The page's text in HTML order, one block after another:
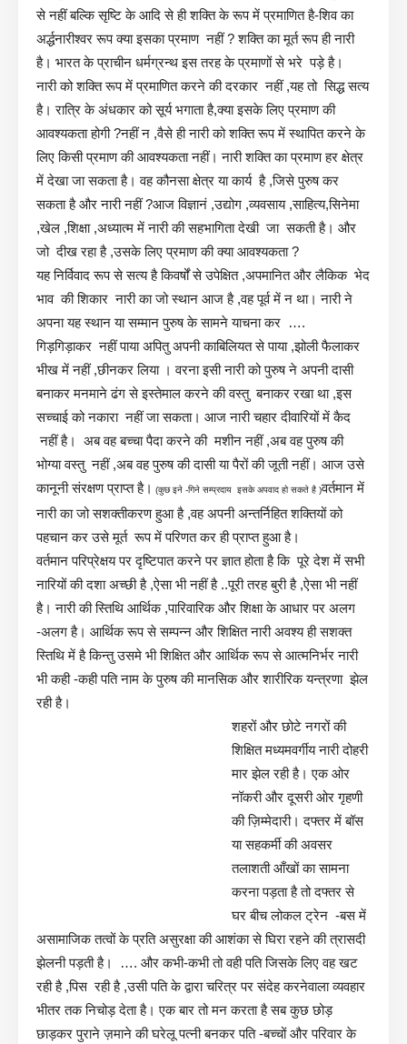
से नहीं बल्कि सृष्टि के आदि से ही शक्ति के रूप में प्रमाणित है-शिव का
अर्द्धनारीश्वर रूप क्या इसका प्रमाण नहीं ? शक्ति का मूर्त रूप ही नारी
है। भारत के प्राचीन धर्मग्रन्थ इस तरह के प्रमाणों से भरे पड़े है।
नारी को शक्ति रूप में प्रमाणित करने की दरकार नहीं ,यह तो सिद्ध सत्य
है। रात्रि के अंधकार को सूर्य भगाता है,क्या इसके लिए प्रमाण की
आवश्यकता होगी ?नहीं न ,वैसे ही नारी को शक्ति रूप में स्थापित करने के
लिए किसी प्रमाण की आवश्यकता नहीं। नारी शक्ति का प्रमाण हर क्षेत्र
में देखा जा सकता है। वह कौनसा क्षेत्र या कार्य है ,जिसे पुरुष कर
सकता है और नारी नहीं ?आज विज्ञानं ,उद्योग ,व्यवसाय ,साहित्य,सिनेमा
,खेल ,शिक्षा ,अध्यात्म में नारी की सहभागिता देखी जा सकती है। और
जो दीख रहा है ,उसके लिए प्रमाण की क्या आवश्यकता ?
यह निर्विवाद रूप से सत्य है किवर्षों से उपेक्षित ,अपमानित और लैकिक भेद
भाव की शिकार नारी का जो स्थान आज है ,वह पूर्व में न था। नारी ने
अपना यह स्थान या सम्मान पुरुष के सामने याचना कर ….
गिड़गिड़ाकर नहीं पाया अपितु अपनी काबिलियत से पाया ,झोली फैलाकर
भीख में नहीं ,छीनकर लिया । वरना इसी नारी को पुरुष ने अपनी दासी
बनाकर मनमाने ढंग से इस्तेमाल करने की वस्तु बनाकर रखा था ,इस
सच्चाई को नकारा नहीं जा सकता। आज नारी चहार दीवारियों में कैद
नहीं है। अब वह बच्चा पैदा करने की मशीन नहीं ,अब वह पुरुष की
भोग्या वस्तु नहीं ,अब वह पुरुष की दासी या पैरों की जूती नहीं। आज उसे
कानूनी संरक्षण प्राप्त है। (कुछ इने -गिने सम्प्रदाय इसके अपवाद हो सकते है )वर्तमान में
नारी का जो सशक्तीकरण हुआ है ,वह अपनी अन्तर्निहित शक्तियों को
पहचान कर उसे मूर्त रूप में परिणत कर ही प्राप्त हुआ है।
वर्तमान परिप्रेक्षय पर दृष्टिपात करने पर ज्ञात होता है कि पूरे देश में सभी
नारियों की दशा अच्छी है ,ऐसा भी नहीं है ..पूरी तरह बुरी है ,ऐसा भी नहीं
है। नारी की स्तिथि आर्थिक ,पारिवारिक और शिक्षा के आधार पर अलग
-अलग है। आर्थिक रूप से सम्पन्न और शिक्षित नारी अवश्य ही सशक्त
स्तिथि में है किन्तु उसमे भी शिक्षित और आर्थिक रूप से आत्मनिर्भर नारी
भी कही -कही पति नाम के पुरुष की मानसिक और शारीरिक यन्त्रणा झेल
रही है।
शहरों और छोटे नगरों की
शिक्षित मध्यमवर्गीय नारी दोहरी
मार झेल रही है। एक ओर
नॉकरी और दूसरी ओर गृहणी
की ज़िम्मेदारी। दफ्तर में बॉस
या सहकर्मी की अवसर
तलाशती आँखों का सामना
करना पड़ता है तो दफ्तर से
घर बीच लोकल ट्रेन -बस में
असामाजिक तत्वों के प्रति असुरक्षा की आशंका से घिरा रहने की त्रासदी
झेलनी पड़ती है। …. और कभी-कभी तो वही पति जिसके लिए वह खट
रही है ,पिस रही है ,उसी पति के द्वारा चरित्र पर संदेह करनेवाला व्यवहार
भीतर तक निचोड़ देता है। एक बार तो मन करता है सब कुछ छोड़
छाड़कर पुराने ज़माने की घरेलू पत्नी बनकर पति -बच्चों और परिवार के